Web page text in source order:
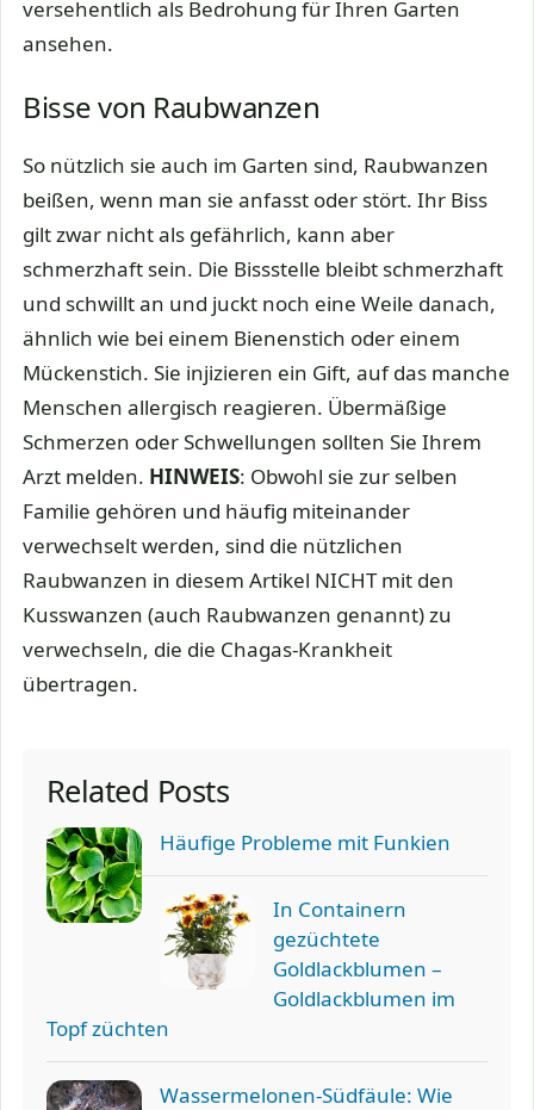
versehentlich als Bedrohung für Ihren Garten
ansehen.
Bisse von Raubwanzen
So nützlich sie auch im Garten sind, Raubwanzen
beißen, wenn man sie anfasst oder stört. Ihr Biss
gilt zwar nicht als gefährlich, kann aber
schmerzhaft sein. Die Bissstelle bleibt schmerzhaft
und schwillt an und juckt noch eine Weile danach,
ähnlich wie bei einem Bienenstich oder einem
Mückenstich. Sie injizieren ein Gift, auf das manche
Menschen allergisch reagieren. Übermäßige
Schmerzen oder Schwellungen sollten Sie Ihrem
Arzt melden. HINWEIS: Obwohl sie zur selben
Familie gehören und häufig miteinander
verwechselt werden, sind die nützlichen
Raubwanzen in diesem Artikel NICHT mit den
Kusswanzen (auch Raubwanzen genannt) zu
verwechseln, die die Chagas-Krankheit
übertragen.
Related Posts
Häufige Probleme mit Funkien
In Containern
gezüchtete
Goldlackblumen –
Goldlackblumen im
Topf züchten
Wassermelonen-Südfäule: Wie